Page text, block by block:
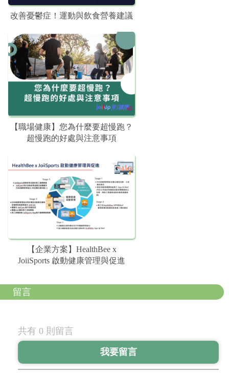
改善憂鬱症！運動與飲食營養建議
【職場健康】您為什麼要超慢跑？
超慢跑的好處與注意事項
【企業方案】HealthBee x
JoiiSports 啟動健康管理與促進
留言
共有 0 則留言